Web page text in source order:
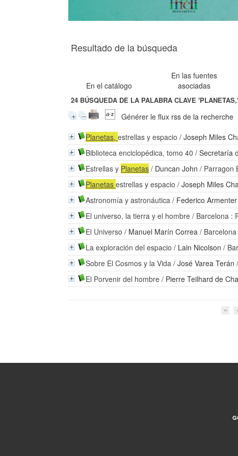
Resultado de la búsqueda
En el catálogo
En las fuentes
asociadas
24 BÚSQUEDA DE LA PALABRA CLAVE'PLANETAS,'
Générer le flux rss de la recherche
Planetas,estrellas y espacio /Joseph Miles
Biblioteca enciclopédica, tomo 40 /Secretaría
Estrellas y Planetas / Duncan John / Parragon
Planetasestrellas y espacio /Joseph Miles
Astronomía y astronáutica / Federico Armenter
El universo, la tierra y el hombre / Barcelona :
El Universo / Manuel Marín Correa /
La exploración del espacio / Lain Nicolson /
Sobre El Cosmos y la Vida /José Varea Terán
El Porvenir del hombre / Pierre Teilhard de